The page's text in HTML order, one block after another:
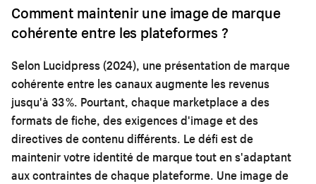
Comment maintenir une image de marque
cohérente entre les plateformes ?
Selon Lucidpress (2024), une présentation de marque
cohérente entre les canaux augmente les revenus
jusqu'à 33 %. Pourtant, chaque marketplace a des
formats de fiche, des exigences d'image et des
directives de contenu différents. Le défi est de
maintenir votre identité de marque tout en s'adaptant
aux contraintes de chaque plateforme. Une image de